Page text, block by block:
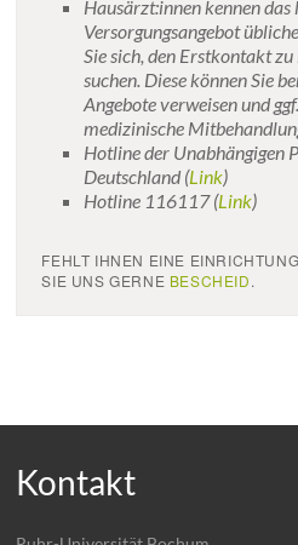
Hausärzt:innen kennen das
Versorgungsangebot
Sie sich, den Erstkontakt
suchen. Diese können Sie
Angebote verweisen und
medizinische
Hotline der Unabhängigen
Deutschland (Link)
Hotline 116117 (Link)
FEHLT IHNEN EINE
SIE UNS GERNE BESCHEID.
Kontakt